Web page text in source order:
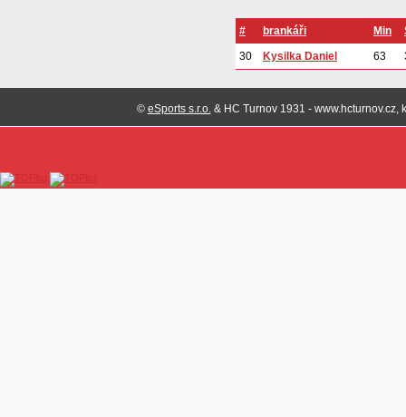
# brankáři Min
30
Kysilka Daniel 63
© eSports s.r.o.& HC Turnov 1931 -